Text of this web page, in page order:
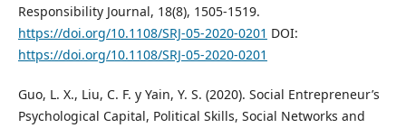
Responsibility Journal, 18(8), 1505-1519.
https://doi.org/10.1108/SRJ-05-2020-0201 DOI:
https://doi.org/10.1108/SRJ-05-2020-0201
Guo, L. X., Liu, C. F. y Yain, Y. S. (2020). Social Entrepreneur’s
Psychological Capital, Political Skills, Social Networks and